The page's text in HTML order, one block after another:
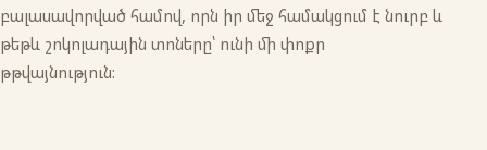
բալասավորված համով, որն իր մեջ համակցում է նուրբ և
թեթև շոկոլադային տոները՝ ունի մի փոքր
թթվայնություն: